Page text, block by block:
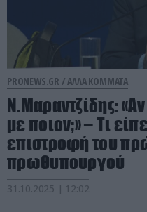
PRONEWS.GR / ΑΛΛΑ ΚΟΜΜΑΤΑ
Ν.Μαραντζίδης:
με ποιον;» – Τι
επιστροφή του
πρωθυπουργού
31.10.2025 | 12:02